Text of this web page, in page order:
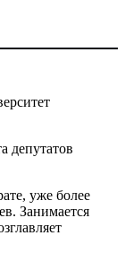
депутатов
уже более
Занимается